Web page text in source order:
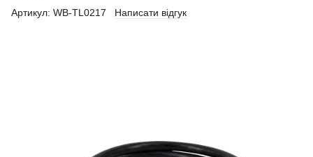
Артикул: WB-TL0217 Написати відгук